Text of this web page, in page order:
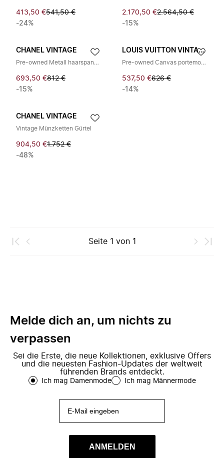
413,50 €541,50 €
-24%
2.170,50 €2.564,50 €
-15%
CHANEL VINTAGE
Pre-owned Metall haarspangen
693,50 €812 €
-15%
LOUIS VUITTON VINTAGE
Pre-owned Canvas portemonnaies
537,50 €626 €
-14%
CHANEL VINTAGE
Vintage Münzketten Gürtel
904,50 €1.752 €
-48%
Seite 1 von 1
Melde dich an, um nichts zu
verpassen
Sei die Erste, die neue Kollektionen, exklusive Offers
und die neuesten Fashion-Updates der weltweit
führenden Brands entdeckt.
Ich mag Damenmode Ich mag Männermode
ANMELDEN